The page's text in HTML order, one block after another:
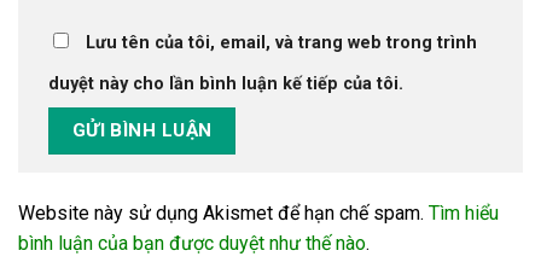
Lưu tên của tôi, email, và trang web trong trình
duyệt này cho lần bình luận kế tiếp của tôi.
Website này sử dụng Akismet để hạn chế spam. Tìm hiểu
bình luận của bạn được duyệt như thế nào.